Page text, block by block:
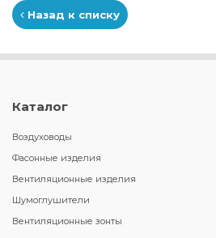
Назад к списку
Каталог
Воздуховоды
Фасонные изделия
Вентиляционные изделия
Шумоглушители
Вентиляционные зонты